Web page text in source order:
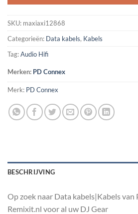
SKU: maxiaxi12868
Categorieën: Data kabels, Kabels
Tag:Audio Hifi
Merken: PD Connex
Merk: PD Connex
BESCHRIJVING
Op zoek naar Data kabels|Kabels van
Remixit.nl voor al uw DJ Gear